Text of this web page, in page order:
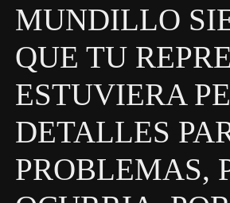
MUNDILLO
QUE TU
ESTUVIERA
DETALLES
PROBLEMAS,